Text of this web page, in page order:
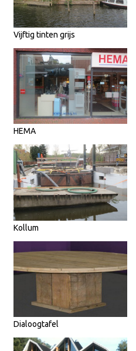
Vijftig tinten grijs
HEMA
Kollum
Dialoogtafel